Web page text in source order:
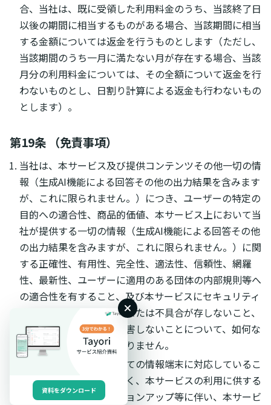
合、当社は、既に受領した利用料金のうち、当該終了日
以後の期間に相当するものがある場合、当該期間に相当
する金額については返金を行うものとします（ただし、
当該期間のうち一月に満たない月が存在する場合、当該
月分の利用料金については、その全額について返金を行
わないものとし、日割り計算による返金も行わないもの
とします）。
第19条 （免責事項）
当社は、本サービス及び提供コンテンツその他一切の情
報（生成AI機能による回答その他の出力結果を含みます
が、これに限られません。）につき、ユーザーの特定の
目的への適合性、商品的価値、本サービス上において当
社が提供する一切の情報（生成AI機能による回答その他
の出力結果を含みますが、これに限られません。）に関
する正確性、有用性、完全性、適法性、信頼性、網羅
性、最新性、ユーザーに適用のある団体の内部規則等へ
の適合性を有すること、及び本サービスにセキュリティ
上の欠陥、エラー、バグまたは不具合が存しないこと、
並びに第三者の権利を侵害しないことについて、如何な
る保証も行うものではありません。
当社は、本サービスが全ての情報端末に対応しているこ
とを保証するものではなく、本サービスの利用に供する
情報端末のＯＳのバージョンアップ等に伴い、本サービ
資料をダウンロード